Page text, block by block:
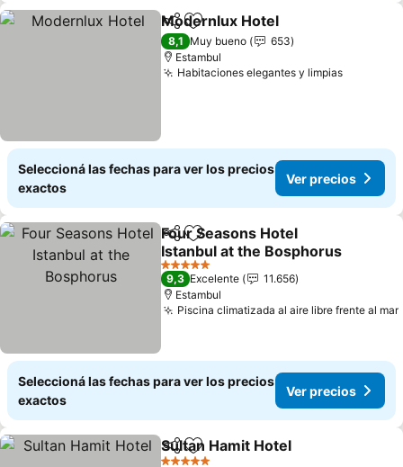
CompartirAñadir a favoritos
Modernlux Hotel
8,1 Muy bueno
653
Estambul
Habitaciones elegantes y limpias
Seleccioná las fechas para ver los precios
exactos
Ver precios
CompartirAñadir a favoritos
Four Seasons Hotel
Istanbul at the Bosphorus
5 Estrellas
9,3 Excelente
11.656
Estambul
Piscina climatizada al aire libre frente al mar
Seleccioná las fechas para ver los precios
exactos
Ver precios
CompartirAñadir a favoritos
Sultan Hamit Hotel